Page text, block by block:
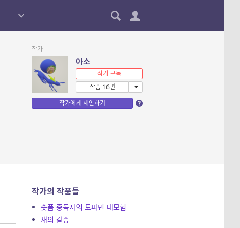
작가
아소
작가 구독
작품 16편
작가에게 제안하기
작가의 작품들
숏폼 중독자의 도파민 대모험
새의 갈증